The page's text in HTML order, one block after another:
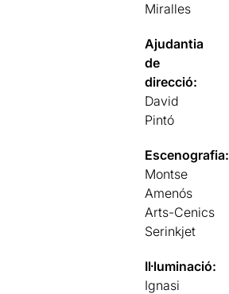
Miralles
Ajudantia
de
direcció:
David
Pintó
Escenografia:
Montse
Amenós
Arts-Cenics
Serinkjet
Il·luminació:
Ignasi